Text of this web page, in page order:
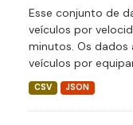
Esse conjunto de
veículos por
minutos. Os
veículos por
CSV JSON